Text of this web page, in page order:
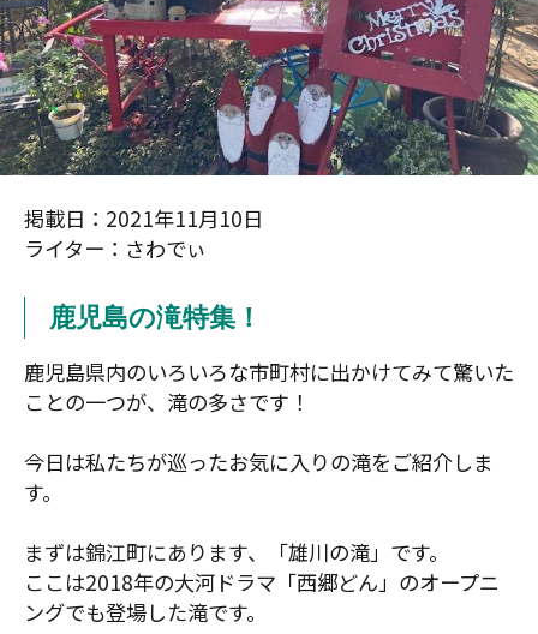
掲載日：2021年11月10日
ライター：さわでぃ
鹿児島の滝特集！
鹿児島県内のいろいろな市町村に出かけてみて驚いた
ことの一つが、滝の多さです！
今日は私たちが巡ったお気に入りの滝をご紹介しま
す。
まずは錦江町にあります、「雄川の滝」です。
ここは2018年の大河ドラマ「西郷どん」のオープニ
ングでも登場した滝です。